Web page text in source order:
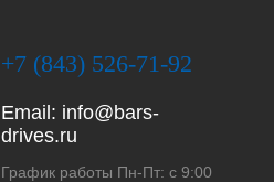
+7 (843) 526-71-92
Email: info@bars-
drives.ru
График работы Пн-Пт: с 9:00